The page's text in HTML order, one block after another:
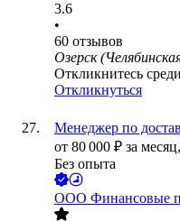
3.6
•
60 отзывов
Озерск
Откликнитесь
Откликнуться
Менеджер по
от 80 000 ₽ за месяц,
Без опыта
ООО Финансовые